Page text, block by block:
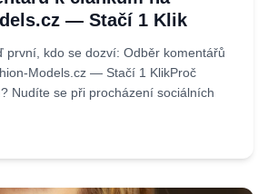
— Stačí 1 Klik
první, kdo se dozví: Odběr komentářů
Models.cz — Stačí 1 KlikProč
Nudíte se při procházení sociálních